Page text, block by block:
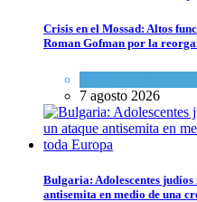
Crisis en el Mossad: Altos
Roman Gofman por la
7 agosto 2026
Bulgaria: Adolescentes
antisemita en medio de una